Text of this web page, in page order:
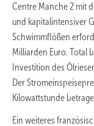
Centre Manche 2 mit
und kapitalintensiver
Schwimmflößen
Milliarden Euro. Total
Investition des
Der
Kilowattstunde
Ein weiteres